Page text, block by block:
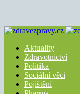
Aktuality
Zdravotnictví
Politika
Sociální věci
Pojištění